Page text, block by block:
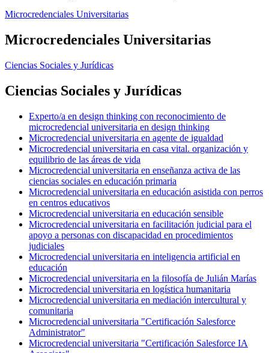
Microcredenciales Universitarias
Microcredenciales Universitarias
Ciencias Sociales y Jurídicas
Ciencias Sociales y Jurídicas
Experto/a en design thinking con reconocimiento de
microcredencial universitaria en design thinking
Microcredencial universitaria en agente de igualdad
Microcredencial universitaria en casa vital. organización y
equilibrio de las áreas de vida
Microcredencial universitaria en enseñanza activa de las
ciencias sociales en educación primaria
Microcredencial universitaria en educación asistida con perros
en centros educativos
Microcredencial universitaria en educación sensible
Microcredencial universitaria en facilitación judicial para el
apoyo a personas con discapacidad en procedimientos
judiciales
Microcredencial universitaria en inteligencia artificial en
educación
Microcredencial universitaria en la filosofía de Julián Marías
Microcredencial universitaria en logística humanitaria
Microcredencial universitaria en mediación intercultural y
comunitaria
Microcredencial universitaria "Certificación Salesforce
Administrator"
Microcredencial universitaria "Certificación Salesforce IA